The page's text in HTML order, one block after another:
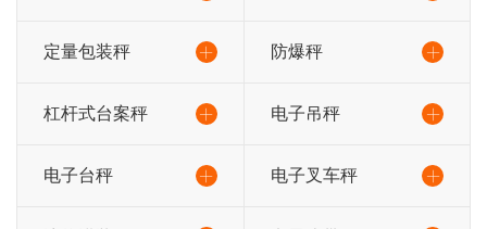
定量包装秤 防爆秤
杠杆式台案秤 电子吊秤
电子台秤 电子叉车秤